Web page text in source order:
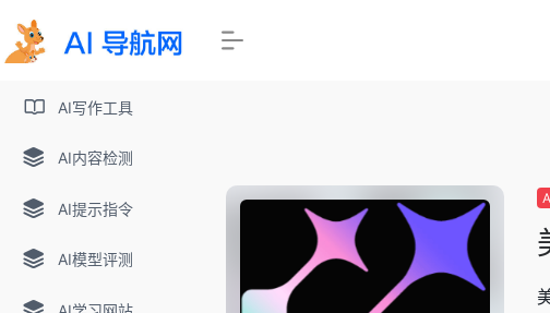
AI写作工具
AI内容检测
AI提示指令
AI模型评测